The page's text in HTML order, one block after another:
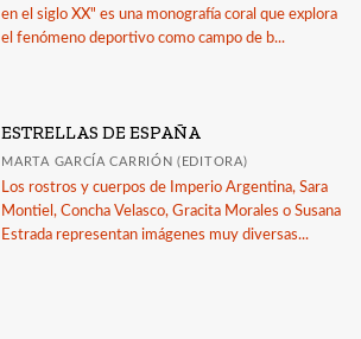
en el siglo XX" es una monografía coral que explora
el fenómeno deportivo como campo de b...
ESTRELLAS DE ESPAÑA
MARTA GARCÍA CARRIÓN (EDITORA)
Los rostros y cuerpos de Imperio Argentina, Sara
Montiel, Concha Velasco, Gracita Morales o Susana
Estrada representan imágenes muy diversas...